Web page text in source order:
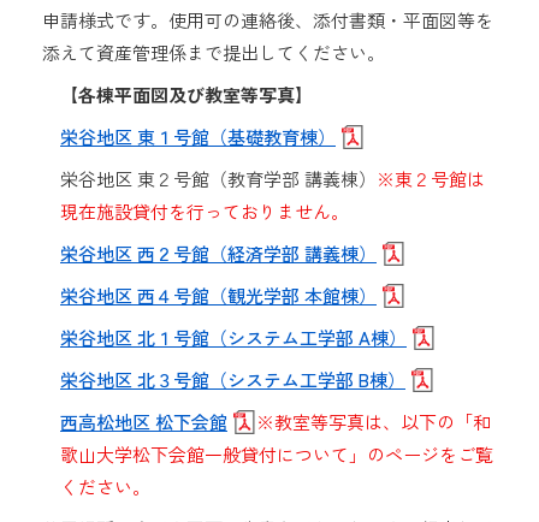
申請様式です。使用可の連絡後、添付書類・平面図等を
添えて資産管理係まで提出してください。
【各棟平面図及び教室等写真】
栄谷地区 東１号館（基礎教育棟）
栄谷地区 東２号館（教育学部 講義棟） ※東２号館は
現在施設貸付を行っておりません。
栄谷地区 西２号館（経済学部 講義棟）
栄谷地区 西４号館（観光学部 本館棟）
栄谷地区 北１号館（システム工学部 A棟）
栄谷地区 北３号館（システム工学部 B棟）
西高松地区 松下会館
※教室等写真は、以下の「和
歌山大学松下会館一般貸付について」のページをご覧
ください。